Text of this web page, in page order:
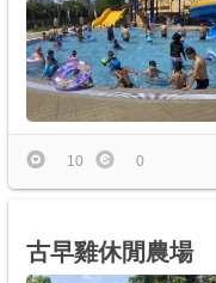
10 0
古早雞休閒農場